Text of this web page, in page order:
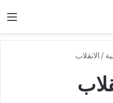
/ الانقلاب